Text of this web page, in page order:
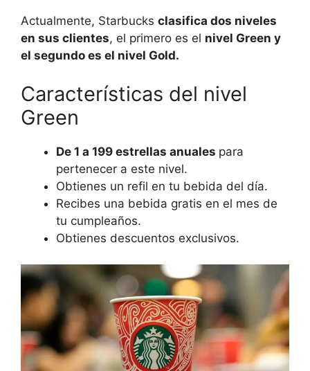
Actualmente, Starbucks clasifica dos niveles
en sus clientes, el primero es el nivel Green y
el segundo es el nivel Gold.
Características del nivel
Green
De 1 a 199 estrellas anuales para
pertenecer a este nivel.
Obtienes un refil en tu bebida del día.
Recibes una bebida gratis en el mes de
tu cumpleaños.
Obtienes descuentos exclusivos.